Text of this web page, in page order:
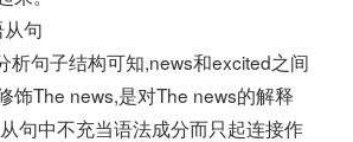
句
句子结构可知,news和excited之间
饰The news,是对The news的解释
句中不充当语法成分而只起连接作